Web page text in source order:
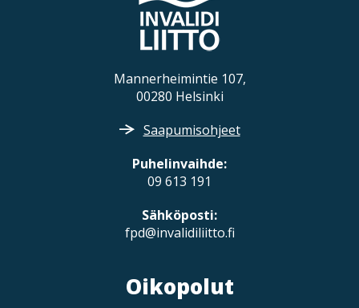
Mannerheimintie 107,
00280 Helsinki
Saapumisohjeet
Puhelinvaihde:
09 613 191
Sähköposti:
fpd@invalidiliitto.fi
Oikopolut